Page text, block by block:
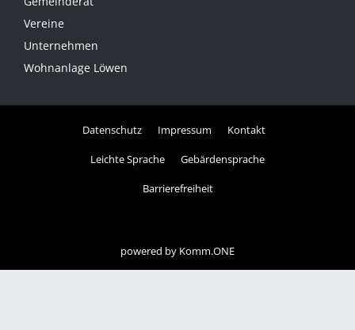
Vereine
Unternehmen
Wohnanlage Löwen
Datenschutz Impressum Kontakt
Leichte Sprache Gebärdensprache
Barrierefreiheit
powered by Komm.ONE